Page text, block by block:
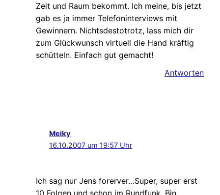
Zeit und Raum bekommt. Ich meine, bis jetzt
gab es ja immer Telefoninterviews mit
Gewinnern. Nichtsdestotrotz, lass mich dir
zum Glückwunsch virtuell die Hand kräftig
schütteln. Einfach gut gemacht!
Antworten
Meiky
16.10.2007 um 19:57 Uhr
Ich sag nur Jens forerver…Super, super erst
10 Folgen und schon im Rundfunk. Bin